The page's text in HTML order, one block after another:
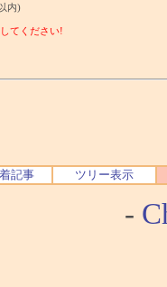
内)
てください!
記事 ツリー表示
-